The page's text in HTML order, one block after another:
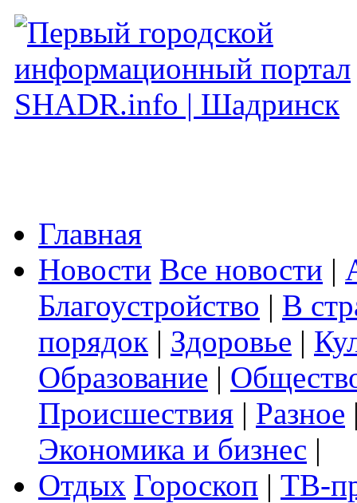
Главная
Новости Все новости |
Благоустройство | В
порядок | Здоровье |
Образование |
Происшествия | Разное
Экономика и бизнес |
Отдых Гороскоп | ТВ-